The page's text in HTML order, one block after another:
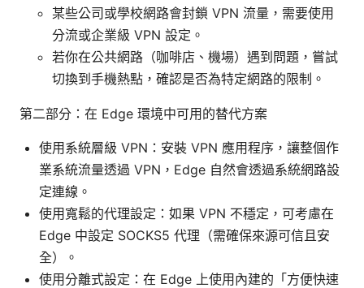
某些公司或學校網路會封鎖 VPN 流量，需要使用
分流或企業級 VPN 設定。
若你在公共網路（咖啡店、機場）遇到問題，嘗試
切換到手機熱點，確認是否為特定網路的限制。
第二部分：在 Edge 環境中可用的替代方案
使用系統層級 VPN：安裝 VPN 應用程序，讓整個作
業系統流量透過 VPN，Edge 自然會透過系統網路設
定連線。
使用寬鬆的代理設定：如果 VPN 不穩定，可考慮在
Edge 中設定 SOCKS5 代理（需確保來源可信且安
全）。
使用分離式設定：在 Edge 上使用內建的「方便快速